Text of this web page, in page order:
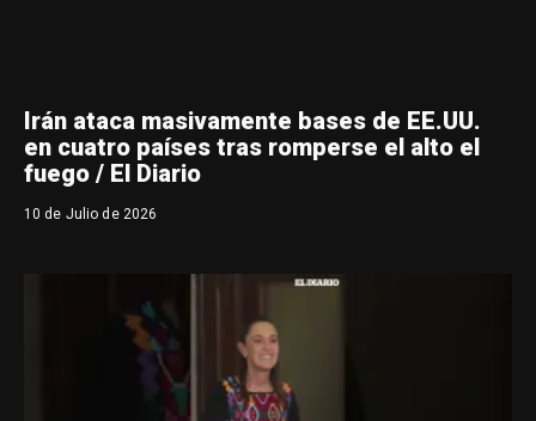
Irán ataca masivamente bases de EE.UU.
en cuatro países tras romperse el alto el
fuego / El Diario
10 de Julio de 2026